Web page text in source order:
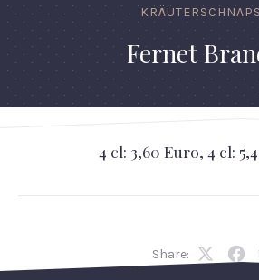
Fernet
4 cl: 3,60 Euro, 4 cl:
Share:
Share